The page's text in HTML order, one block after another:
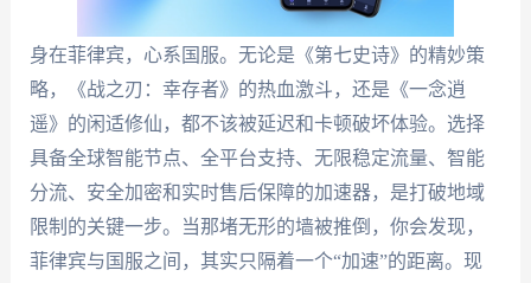
身在菲律宾，心系国服。无论是《第七史诗》的精妙策
略，《战之刃：幸存者》的热血激斗，还是《一念逍
遥》的闲适修仙，都不该被延迟和卡顿破坏体验。选择
具备全球智能节点、全平台支持、无限稳定流量、智能
分流、安全加密和实时售后保障的加速器，是打破地域
限制的关键一步。当那堵无形的墙被推倒，你会发现，
菲律宾与国服之间，其实只隔着一个“加速”的距离。现